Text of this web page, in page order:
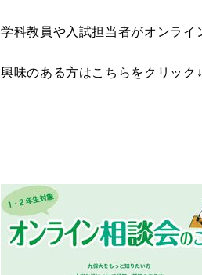
学科教員や入試担当者がオンライ
興味のある方はこちらをクリック